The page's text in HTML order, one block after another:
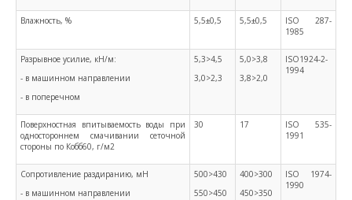
Влажность, % 5,5±0,5 5,5±0,5
ISO 287-
1985
Разрывное усилие, кН/м:
- в машинном направлении
- в поперечном
5,3>4,5
3,0>2,3
5,0>3,8
3,8>2,0
ISO1924-2-
1994
Поверхностная впитываемость воды при
одностороннем смачивании сеточной
стороны по Кобб60, г/м2
30 17
ISO 535-
1991
Сопротивление раздиранию, мН
- в машинном направлении
500>430
550>450
400>300
450>350
ISO 1974-
1990